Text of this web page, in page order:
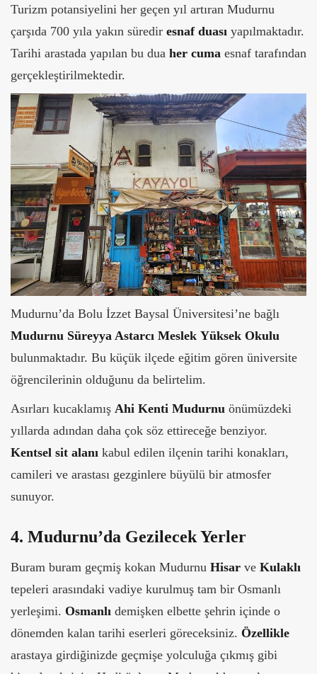
Turizm potansiyelini her geçen yıl artıran Mudurnu
çarşıda 700 yıla yakın süredir esnaf duası yapılmaktadır.
Tarihi arastada yapılan bu dua her cuma esnaf tarafından
gerçekleştirilmektedir.
Mudurnu’da Bolu İzzet Baysal Üniversitesi’ne bağlı
Mudurnu Süreyya Astarcı Meslek Yüksek Okulu
bulunmaktadır. Bu küçük ilçede eğitim gören üniversite
öğrencilerinin olduğunu da belirtelim.
Asırları kucaklamış Ahi Kenti Mudurnu önümüzdeki
yıllarda adından daha çok söz ettireceğe benziyor.
Kentsel sit alanı kabul edilen ilçenin tarihi konakları,
camileri ve arastası gezginlere büyülü bir atmosfer
sunuyor.
4. Mudurnu’da Gezilecek Yerler
Buram buram geçmiş kokan Mudurnu Hisar ve Kulaklı
tepeleri arasındaki vadiye kurulmuş tam bir Osmanlı
yerleşimi. Osmanlı demişken elbette şehrin içinde o
dönemden kalan tarihi eserleri göreceksiniz. Özellikle
arastaya girdiğinizde geçmişe yolculuğa çıkmış gibi